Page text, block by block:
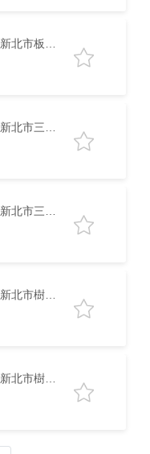
新北市板橋區
新北市三峽區
新北市三峽區
新北市樹林區
新北市樹林區